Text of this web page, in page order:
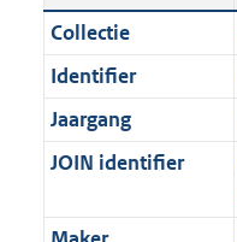
i
c
a
t
i
i
t
t
e
:
o
b
Collectie
Identifier
Jaargang
JOIN identifier